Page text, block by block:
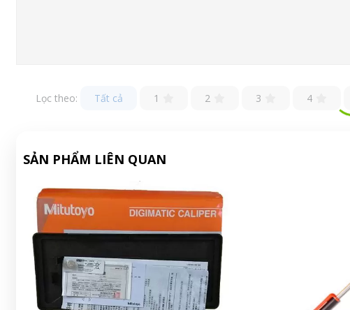
Lọc theo: Tất cả 1 2 3 4
SẢN PHẨM LIÊN QUAN